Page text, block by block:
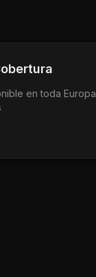
en toda Europa